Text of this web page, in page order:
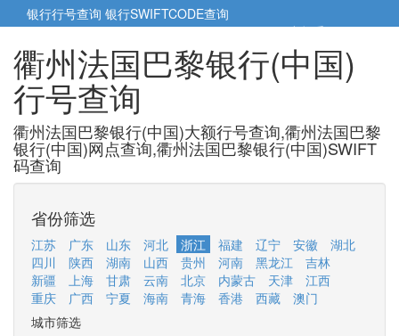
银行行号查询 银行SWIFTCODE查询
5cm小帮手5cm.cn
衢州法国巴黎银行(中国)
行号查询
衢州法国巴黎银行(中国)大额行号查询,衢州法国巴黎
银行(中国)网点查询,衢州法国巴黎银行(中国)SWIFT
码查询
省份筛选
江苏 广东 山东 河北 浙江 福建 辽宁 安徽
湖北
四川
陕西 湖南 山西 贵州 河南 黑龙江
吉林
新疆
上海 甘肃 云南 北京 内蒙古 天津
江西
重庆
广西 宁夏 海南 青海 香港 西藏
澳门
城市筛选